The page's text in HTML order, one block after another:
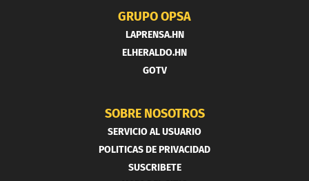
GRUPO OPSA
LAPRENSA.HN
ELHERALDO.HN
GOTV
SOBRE NOSOTROS
SERVICIO AL USUARIO
POLITICAS DE PRIVACIDAD
SUSCRIBETE